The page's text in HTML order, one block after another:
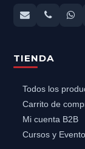
TIENDA
Todos los
Carrito de
Mi cuenta B2B
Cursos y